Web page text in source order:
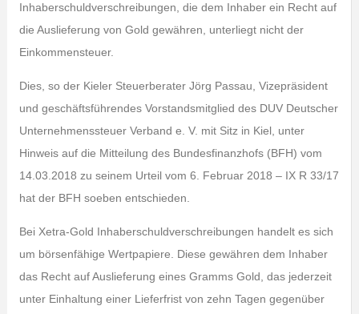
Inhaberschuldverschreibungen, die dem Inhaber ein Recht auf
die Auslieferung von Gold gewähren, unterliegt nicht der
Einkommensteuer.
Dies, so der Kieler Steuerberater Jörg Passau, Vizepräsident
und geschäftsführendes Vorstandsmitglied des DUV Deutscher
Unternehmenssteuer Verband e. V. mit Sitz in Kiel, unter
Hinweis auf die Mitteilung des Bundesfinanzhofs (BFH) vom
14.03.2018 zu seinem Urteil vom 6. Februar 2018 – IX R 33/17
hat der BFH soeben entschieden.
Bei Xetra-Gold Inhaberschuldverschreibungen handelt es sich
um börsenfähige Wertpapiere. Diese gewähren dem Inhaber
das Recht auf Auslieferung eines Gramms Gold, das jederzeit
unter Einhaltung einer Lieferfrist von zehn Tagen gegenüber